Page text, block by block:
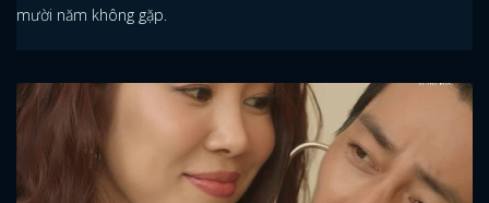
mười năm không gặp.